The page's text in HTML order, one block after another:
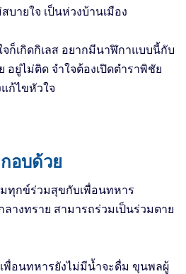
บายใจ เป็นห่วงบ้านเมือง
เกิดกิเลส อยากมีนาฬิกาแบบนี้กับ
อยู่ไม่ติด จำใจต้องเปิดตำราพิชัย
ก้ไขหัวใจ
อบด้วย
กข์ร่วมสุขกับเพื่อนทหาร
างทราย สามารถร่วมเป็นร่วมตาย
อนทหารยังไม่มีน้ำจะดื่ม ขุนพลผู้